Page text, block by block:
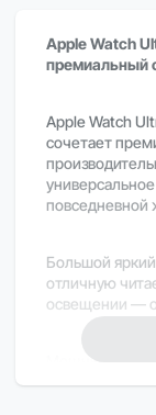
Apple Watch
премиальный
Apple Watch
сочетает
повседневной
Большой
отличную
освещении —
быструю и